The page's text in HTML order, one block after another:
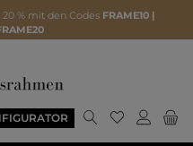
20 % mit den Codes FRAME10 |